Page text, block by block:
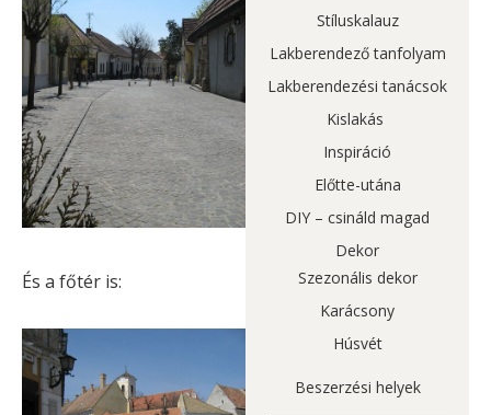
És a főtér is:
Stíluskalauz
Lakberendező tanfolyam
Lakberendezési tanácsok
Kislakás
Inspiráció
Előtte-utána
DIY – csináld magad
Dekor
Szezonális dekor
Karácsony
Húsvét
Beszerzési helyek